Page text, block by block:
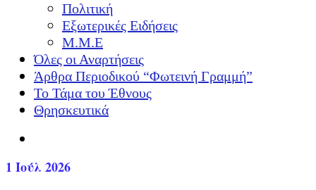
Πολιτική
Εξωτερικές Ειδήσεις
Μ.Μ.Ε
Όλες οι Αναρτήσεις
Άρθρα Περιοδικού “Φωτεινή Γραμμή”
Το Τάμα του Έθνους
Θρησκευτικά
1 Ιούλ 2026